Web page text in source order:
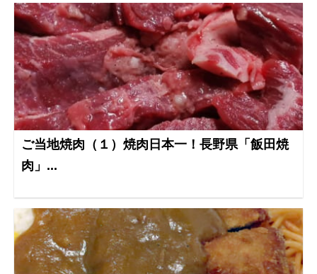
ご当地焼肉（１）焼肉日本一！長野県「飯田焼
肉」...